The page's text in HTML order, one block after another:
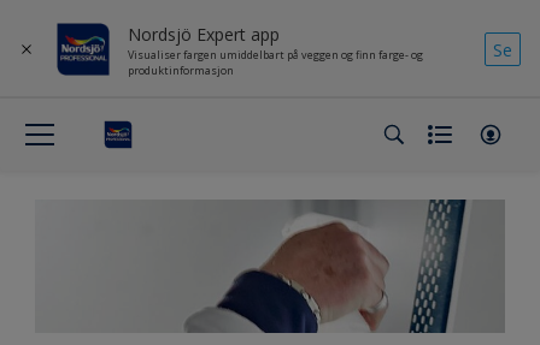
Nordsjö Expert app
Visualiser fargen umiddelbart på veggen og finn farge- og
produktinformasjon
Se